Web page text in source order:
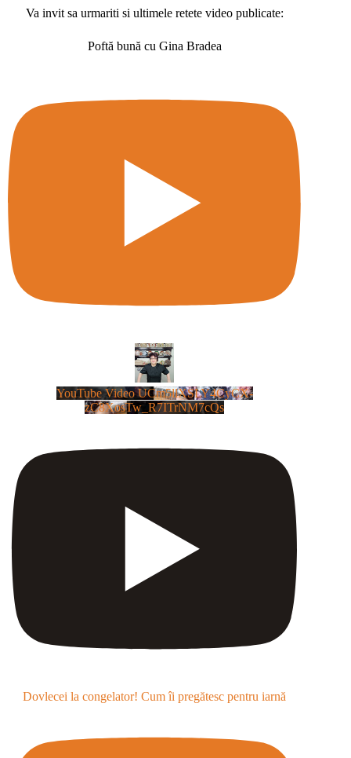
Va invit sa urmariti si ultimele retete video publicate:
Poftă bună cu Gina Bradea
YouTube Video UCm5llXSLY4CyCX-
zC8XosTw_R7ITrNM7cQs
Dovlecei la congelator! Cum îi pregătesc pentru iarnă